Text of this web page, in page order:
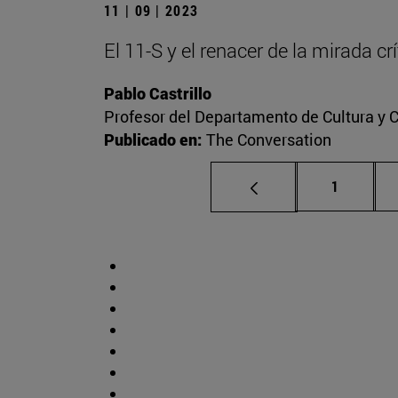
11 | 09 | 2023
El 11-S y el renacer de la mirada
Pablo Castrillo
Profesor del Departamento de Cultura y
Publicado en: The Conversation
Página
1